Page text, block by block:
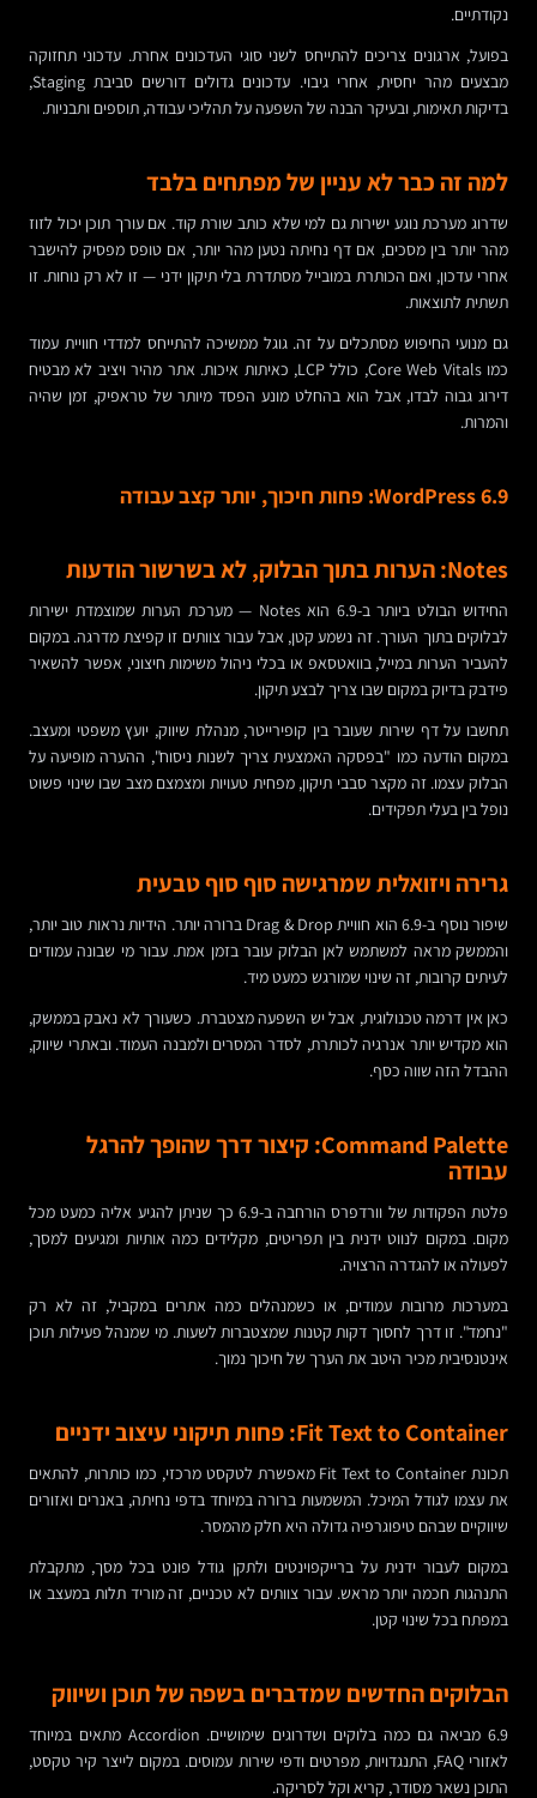
נקודתיים.
בפועל, ארגונים צריכים להתייחס לשני סוגי העדכונים אחרת. עדכוני תחזוקה
מבצעים מהר יחסית, אחרי גיבוי. עדכונים גדולים דורשים סביבת Staging,
בדיקות תאימות, ובעיקר הבנה של השפעה על תהליכי עבודה, תוספים ותבניות.
למה זה כבר לא עניין של מפתחים בלבד
שדרוג מערכת נוגע ישירות גם למי שלא כותב שורת קוד. אם עורך תוכן יכול לזוז
מהר יותר בין מסכים, אם דף נחיתה נטען מהר יותר, אם טופס מפסיק להישבר
אחרי עדכון, ואם הכותרת במובייל מסתדרת בלי תיקון ידני — זו לא רק נוחות. זו
תשתית לתוצאות.
גם מנועי החיפוש מסתכלים על זה. גוגל ממשיכה להתייחס למדדי חוויית עמוד
כמו Core Web Vitals, כולל LCP, כאיתות איכות. אתר מהיר ויציב לא מבטיח
דירוג גבוה לבדו, אבל הוא בהחלט מונע הפסד מיותר של טראפיק, זמן שהיה
והמרות.
WordPress 6.9: פחות חיכוך, יותר קצב עבודה
Notes: הערות בתוך הבלוק, לא בשרשור הודעות
החידוש הבולט ביותר ב-6.9 הוא Notes — מערכת הערות שמוצמדת ישירות
לבלוקים בתוך העורך. זה נשמע קטן, אבל עבור צוותים זו קפיצת מדרגה. במקום
להעביר הערות במייל, בוואטסאפ או בכלי ניהול משימות חיצוני, אפשר להשאיר
פידבק בדיוק במקום שבו צריך לבצע תיקון.
תחשבו על דף שירות שעובר בין קופירייטר, מנהלת שיווק, יועץ משפטי ומעצב.
במקום הודעה כמו "בפסקה האמצעית צריך לשנות ניסוח", ההערה מופיעה על
הבלוק עצמו. זה מקצר סבבי תיקון, מפחית טעויות ומצמצם מצב שבו שינוי פשוט
נופל בין בעלי תפקידים.
גרירה ויזואלית שמרגישה סוף סוף טבעית
שיפור נוסף ב-6.9 הוא חוויית Drag & Drop ברורה יותר. הידיות נראות טוב יותר,
והממשק מראה למשתמש לאן הבלוק עובר בזמן אמת. עבור מי שבונה עמודים
לעיתים קרובות, זה שינוי שמורגש כמעט מיד.
כאן אין דרמה טכנולוגית, אבל יש השפעה מצטברת. כשעורך לא נאבק בממשק,
הוא מקדיש יותר אנרגיה לכותרת, לסדר המסרים ולמבנה העמוד. ובאתרי שיווק,
ההבדל הזה שווה כסף.
Command Palette: קיצור דרך שהופך להרגל
עבודה
פלטת הפקודות של וורדפרס הורחבה ב-6.9 כך שניתן להגיע אליה כמעט מכל
מקום. במקום לנווט ידנית בין תפריטים, מקלידים כמה אותיות ומגיעים למסך,
לפעולה או להגדרה הרצויה.
במערכות מרובות עמודים, או כשמנהלים כמה אתרים במקביל, זה לא רק
"נחמד". זו דרך לחסוך דקות קטנות שמצטברות לשעות. מי שמנהל פעילות תוכן
אינטנסיבית מכיר היטב את הערך של חיכוך נמוך.
Fit Text to Container: פחות תיקוני עיצוב ידניים
תכונת Fit Text to Container מאפשרת לטקסט מרכזי, כמו כותרות, להתאים
את עצמו לגודל המיכל. המשמעות ברורה במיוחד בדפי נחיתה, באנרים ואזורים
שיווקיים שבהם טיפוגרפיה גדולה היא חלק מהמסר.
במקום לעבור ידנית על ברייקפוינטים ולתקן גודל פונט בכל מסך, מתקבלת
התנהגות חכמה יותר מראש. עבור צוותים לא טכניים, זה מוריד תלות במעצב או
במפתח בכל שינוי קטן.
הבלוקים החדשים שמדברים בשפה של תוכן ושיווק
6.9 מביאה גם כמה בלוקים ושדרוגים שימושיים. Accordion מתאים במיוחד
לאזורי FAQ, התנגדויות, מפרטים ודפי שירות עמוסים. במקום לייצר קיר טקסט,
התוכן נשאר מסודר, קריא וקל לסריקה.